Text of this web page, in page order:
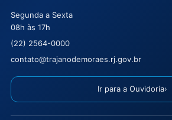
Segunda a Sexta
08h às 17h
(22) 2564-0000
contato@trajanodemoraes.rj.gov.br
Ir para a Ouvidoria›